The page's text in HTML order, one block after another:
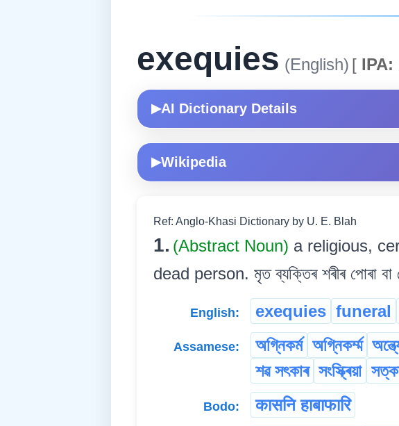
exequies (English) [ IPA:
▶AI Dictionary Details
▶Wikipedia
Ref: Anglo-Khasi Dictionary by U. E. Blah
1. (Abstract Noun) a religious,
dead person. মৃত ব্যক্তিৰ শৰীৰ পোৰা বা
English: exequies funeral
Assamese: অগ্নিকৰ্ম অগ্নিকৰ্ম্ম
শৱ সৎকাৰ সংস্ক্ৰিয়া
Bodo: कासनि हाबाफारि